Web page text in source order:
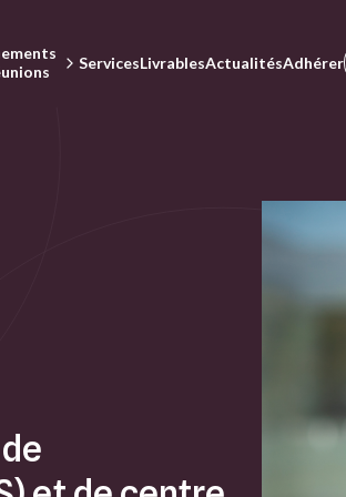
ServicesLivrablesActualitésAdhérer